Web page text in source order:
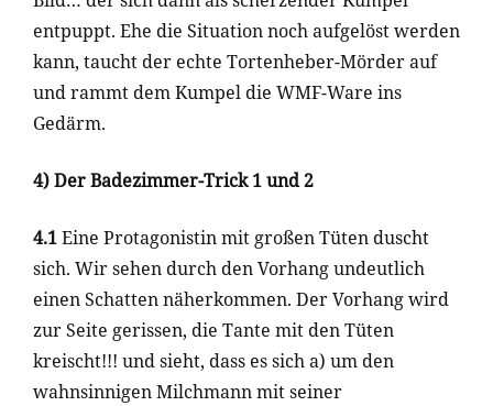
entpuppt. Ehe die Situation noch aufgelöst werden
kann, taucht der echte Tortenheber-Mörder auf
und rammt dem Kumpel die WMF-Ware ins
Gedärm.
4) Der Badezimmer-Trick 1 und 2
4.1Eine Protagonistin mit großen Tüten duscht
sich. Wir sehen durch den Vorhang undeutlich
einen Schatten näherkommen. Der Vorhang wird
zur Seite gerissen, die Tante mit den Tüten
kreischt!!! und sieht, dass es sich a) um den
wahnsinnigen Milchmann mit seiner